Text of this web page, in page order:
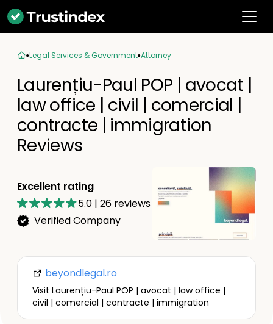
Legal Services & Government Attorney
Laurențiu-Paul POP | avocat |
law office | civil | comercial |
contracte | immigration
Reviews
Excellent rating
5.0 | 26 reviews
Verified Company
beyondlegal.ro
Visit Laurențiu-Paul POP | avocat | law office |
civil | comercial | contracte | immigration